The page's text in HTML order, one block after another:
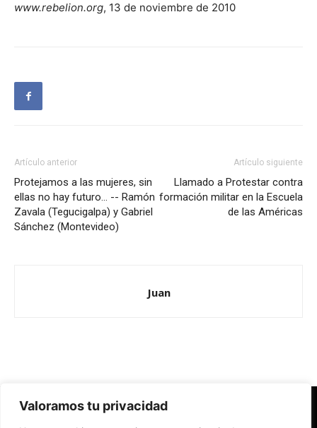
Valoramos tu privacidad
www.rebelion.org, 13 de noviembre de 2010
Artículo anterior
Protejamos a las mujeres, sin
ellas no hay futuro… -- Ramón
Zavala (Tegucigalpa) y Gabriel
Sánchez (Montevideo)
Artículo siguiente
Llamado a Protestar contra
formación militar en la Escuela
de las Américas
Juan
Redes Cristianas